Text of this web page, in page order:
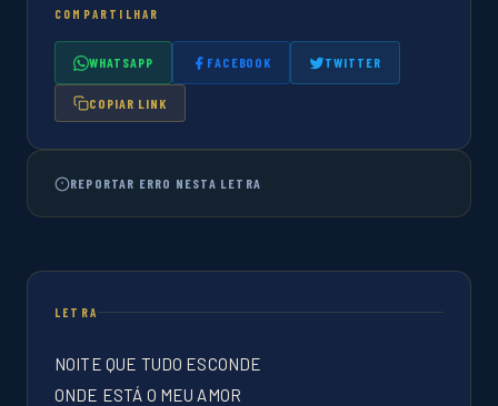
LETRA
NOITE QUE TUDO ESCONDE
ONDE ESTÁ O MEU AMOR
COMPARTILHAR
WHATSAPP FACEBOOK TWITTER
COPIAR LINK
REPORTAR ERRO NESTA LETRA